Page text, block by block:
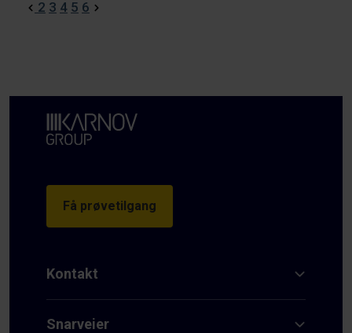
2 3 4 5 6
Få prøvetilgang
Kontakt
Snarveier